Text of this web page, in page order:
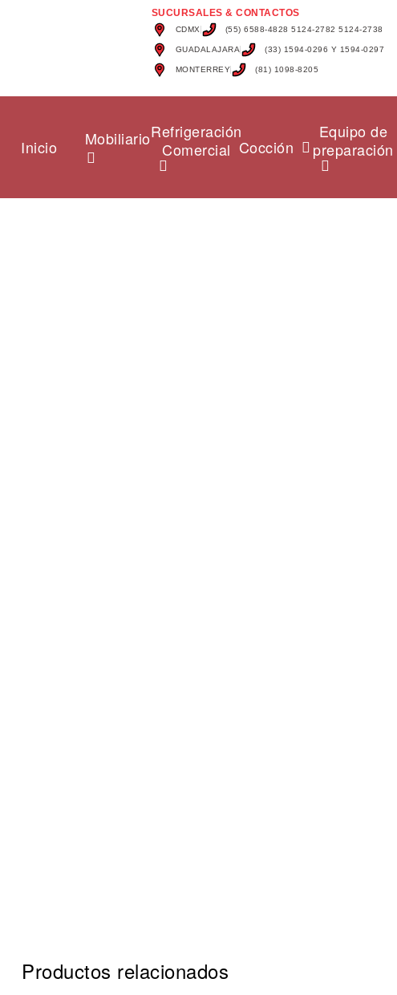
SUCURSALES & CONTACTOS
CDMX (55) 6588-4828 5124-2782 5124-2738
GUADALAJARA (33) 1594-0296 Y 1594-0297
MONTERREY (81) 1098-8205
Inicio MobiliarioRefrigeración
Comercial Cocción
Equipo de
preparación
Productos relacionados